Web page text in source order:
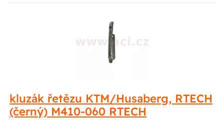
kluzák řetězu KTM/Husaberg, RTECH
(černý) M410-060 RTECH